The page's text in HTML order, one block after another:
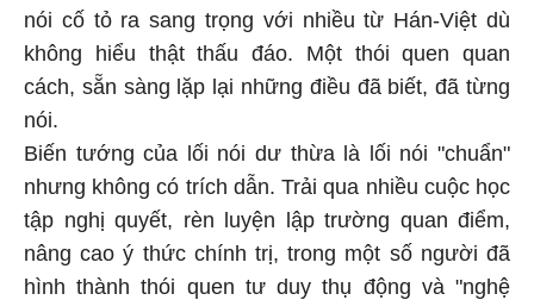
nói cố tỏ ra sang trọng với nhiều từ Hán-Việt dù
không hiểu thật thấu đáo. Một thói quen quan
cách, sẵn sàng lặp lại những điều đã biết, đã từng
nói.
Biến tướng của lối nói dư thừa là lối nói "chuẩn"
nhưng không có trích dẫn. Trải qua nhiều cuộc học
tập nghị quyết, rèn luyện lập trường quan điểm,
nâng cao ý thức chính trị, trong một số người đã
hình thành thói quen tư duy thụ động và "nghệ